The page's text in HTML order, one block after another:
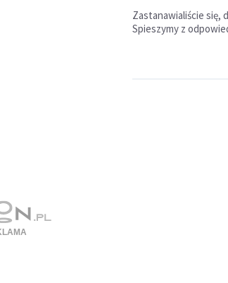
Zastanawialiście się,
Spieszymy z